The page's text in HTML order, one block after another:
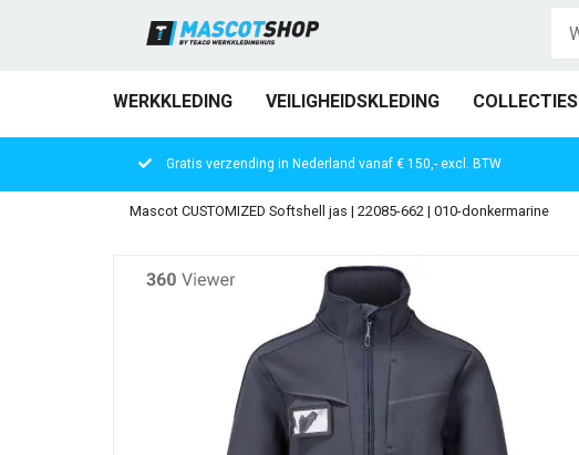
WERKKLEDING VEILIGHEIDSKLEDING COLLECTIES
Gratis verzending in Nederland vanaf € 150,- excl. BTW
Mascot CUSTOMIZED Softshell jas | 22085-662 | 010-donkermarine